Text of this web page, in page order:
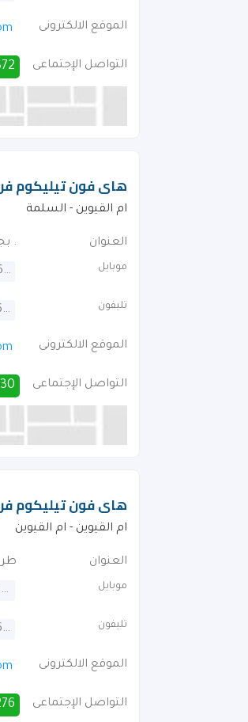
الموقع الالكترونى
التواصل الإجتماعى
هاى فون تيليكوم
ام القيوين - السلمة
العنوان .
موبايل 0566861630
تليفون 067666171
الموقع الالكترونى
التواصل الإجتماعى
هاى فون تيليكوم
ام القيوين - ام القيوين
العنوان
موبايل 0551332276
تليفون 067666101
الموقع الالكترونى
التواصل الإجتماعى